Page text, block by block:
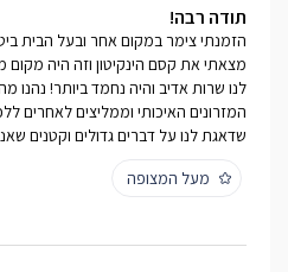
תודה רבה!
הזמנתי צימר במקום אחר ובעל הבית
מצאתי את קסם הינקיטון וזה היה
לנו שרות אדיב והיה נחמד ביותר! נהנו
המזרונים האיכותי וממליצים לאחרים
שדאגת לנו על דברים גדולים וקטנים
מעל המצופה